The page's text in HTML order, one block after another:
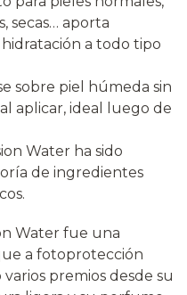
secas… aporta
a todo tipo
sobre piel húmeda sin
aplicar, ideal luego de
Water ha sido
de ingredientes
Water fue una
a fotoprotección
premios desde su